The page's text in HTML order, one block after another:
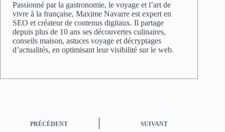
Passionné par la gastronomie, le voyage et l’art de
vivre à la française, Maxime Navarre est expert en
SEO et créateur de contenus digitaux. Il partage
depuis plus de 10 ans ses découvertes culinaires,
conseils maison, astuces voyage et décryptages
d’actualités, en optimisant leur visibilité sur le web.
PRÉCÉDENT SUIVANT